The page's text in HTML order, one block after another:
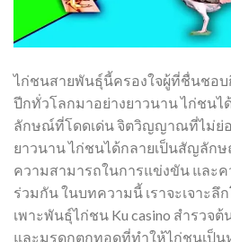
ไก่ชนสายพันธุ์นี้ครองใจผู้ที่ชื่นชอบ
ปีกทั่วโลกมาอย่างยาวนาน ไก่ชนไ
ลักษณ์ที่โดดเด่น จิตวิญญาณที่ไม่ย่
ยาวนาน ไก่ชนได้กลายเป็นสัญลัก
ความสามารถในการแข่งขัน และ
ร่วมกัน ในบทความนี้ เราจะเจาะ
เพาะพันธุ์ไก่ชน Ku casino สำรวจ
และมรดกตกทอดที่ทำให้ไก่ชนเป็